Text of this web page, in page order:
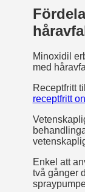
Minoxidil
med
Receptfritt
receptfritt
Enkel att
två gånger